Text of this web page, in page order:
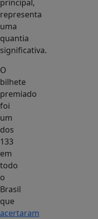
principal,
representa
uma
quantia
significativa.
O
bilhete
premiado
foi
um
dos
133
em
todo
o
Brasil
que
acertaram